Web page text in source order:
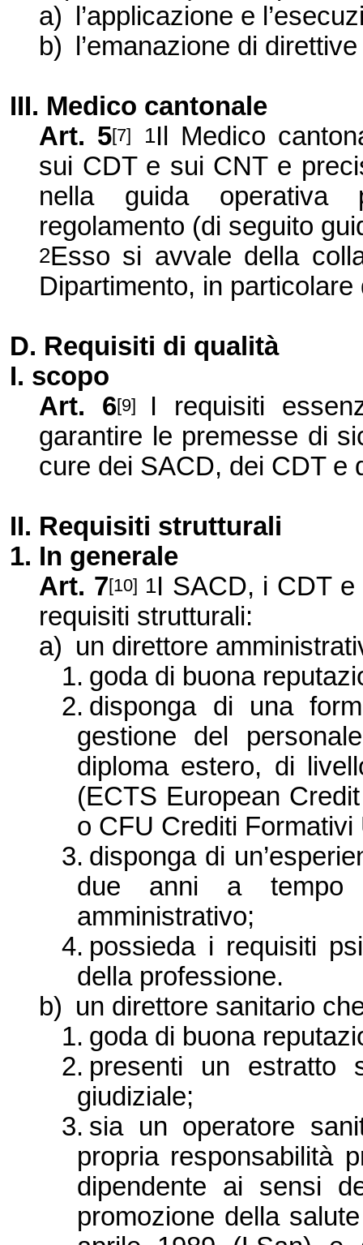
a)
l’applicazione e
b)
l’emanazione di
III. Medico cantonale
Art. 5[7] 1Il Medico
sui CDT e sui CNT e
nella guida operativa
regolamento (di seguito
2Esso si avvale della
Dipartimento, in particolare
D. Requisiti di qualità
I. scopo
Art. 6[9]
I requisiti
garantire le premesse di
cure dei SACD, dei CDT e
II. Requisiti strutturali
1. In generale
Art. 7[10] 1I SACD, i CDT e
requisiti strutturali:
a) un direttore
1. goda di buona
2. disponga di una
gestione del
diploma estero, di
(ECTS European
o CFU Crediti Formativi
3. disponga di
due anni a tempo
amministrativo;
4. possieda i requisiti
della professione.
b) un direttore sanitario
1. goda di buona
2. presenti un estratto
giudiziale;
3. sia un operatore
propria responsabilità
dipendente ai sensi
promozione della